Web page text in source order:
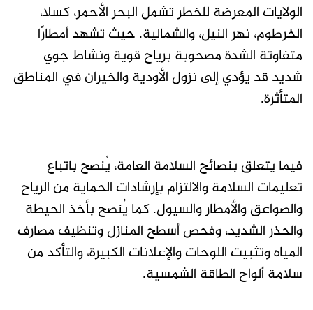
الولايات المعرضة للخطر تشمل البحر الأحمر، كسلا،
الخرطوم، نهر النيل، والشمالية. حيث تشهد أمطارًا
متفاوتة الشدة مصحوبة برياح قوية ونشاط جوي
شديد قد يؤدي إلى نزول الأودية والخيران في المناطق
المتأثرة.
فيما يتعلق بنصائح السلامة العامة، يُنصح باتباع
تعليمات السلامة والالتزام بإرشادات الحماية من الرياح
والصواعق والأمطار والسيول. كما يُنصح بأخذ الحيطة
والحذر الشديد، وفحص أسطح المنازل وتنظيف مصارف
المياه وتثبيت اللوحات والإعلانات الكبيرة، والتأكد من
سلامة ألواح الطاقة الشمسية.